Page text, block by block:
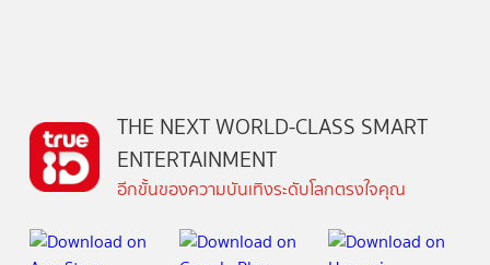
THE NEXT WORLD-CLASS SMART
ENTERTAINMENT
อีกขั้นของความบันเทิงระดับโลกตรงใจคุณ